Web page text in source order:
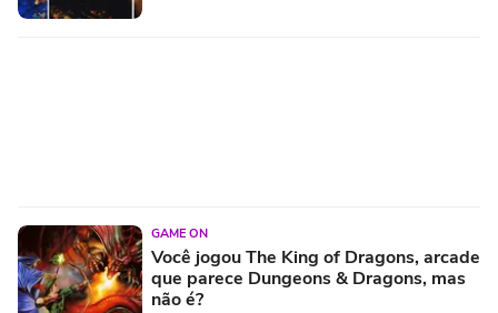
GAME ON
Você jogou The King of Dragons, arcade
que parece Dungeons & Dragons, mas
não é?